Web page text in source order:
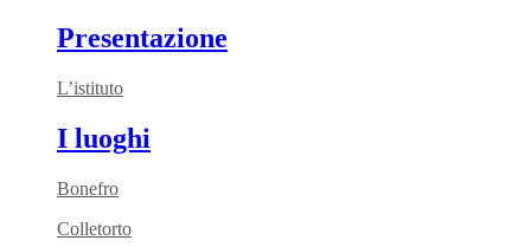
Presentazione
L’istituto
I luoghi
Bonefro
Colletorto